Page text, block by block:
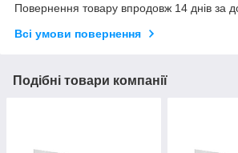
Повернення товару впродовж 14 днів за
Всі умови повернення
Подібні товари компанії